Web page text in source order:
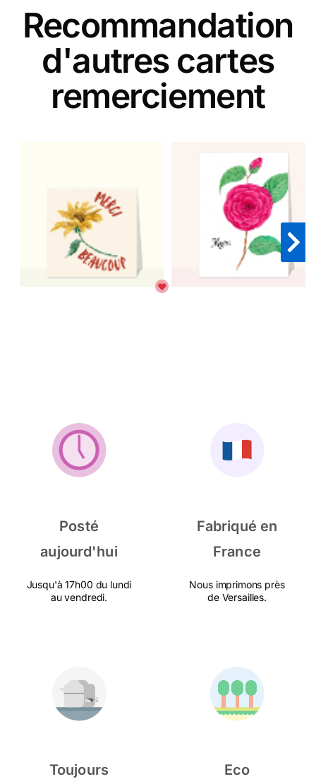
Recommandation
d'autres cartes
remerciement
Posté
aujourd'hui
Jusqu'à 17h00 du lundi
au vendredi.
Fabriqué en
France
Nous imprimons près
de Versailles.
Toujours
Eco